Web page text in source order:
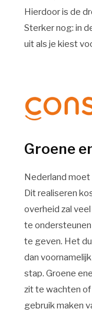
Hierdoor is de
Sterker nog: in
uit als je kiest
Groene
Nederland moet
Dit realiseren
overheid zal
te
te geven. Het
dan
stap. Groene
zit te wachten of
gebruik maken